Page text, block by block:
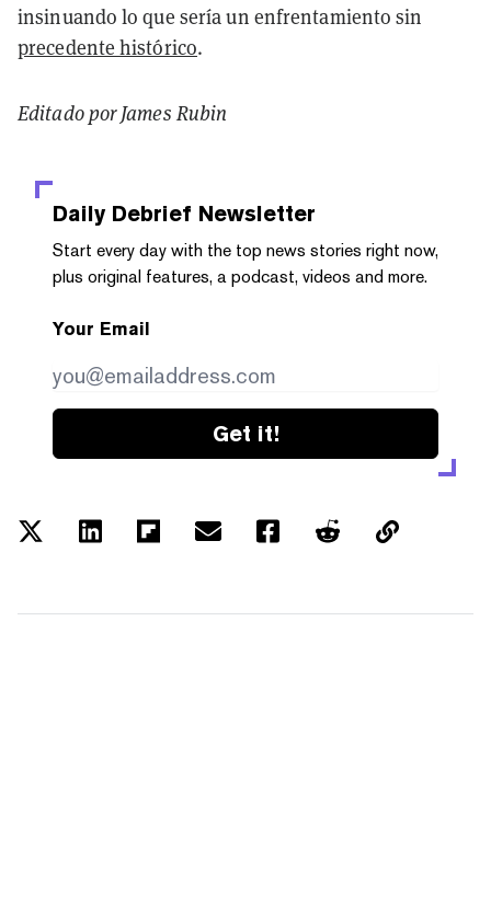
insinuando lo que sería un enfrentamiento sin
precedente histórico.
Editado por James Rubin
Daily Debrief Newsletter
Start every day with the top news stories right now,
plus original features, a podcast, videos and more.
Your Email
Get it!